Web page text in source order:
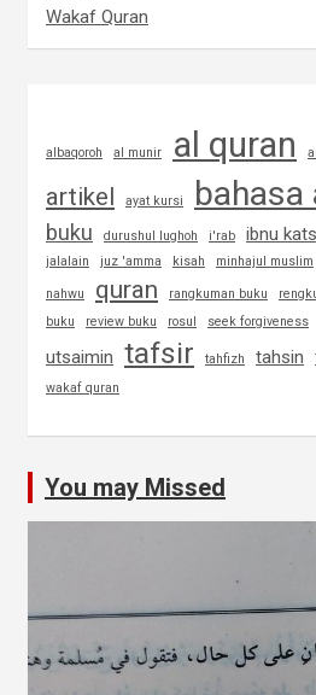
Wakaf Quran
albaqoroh al munir al quran
artikel ayat kursi bahasa
buku durushul lughoh i'rab ibnu
jalalain
juz 'amma kisah minhajul muslim
nahwu quran rangkuman buku
buku
review buku rosul seek forgiveness
utsaimin tafsir tahfizh tahsin
wakaf quran
You may Missed